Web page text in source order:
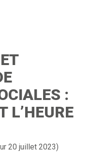
:
L’HEURE
20 juillet 2023)